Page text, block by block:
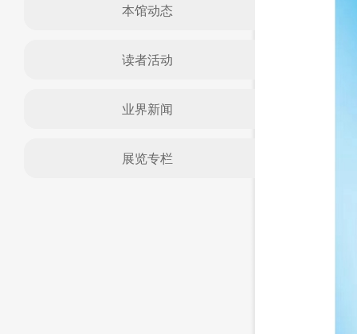
本馆动态
读者活动
业界新闻
展览专栏